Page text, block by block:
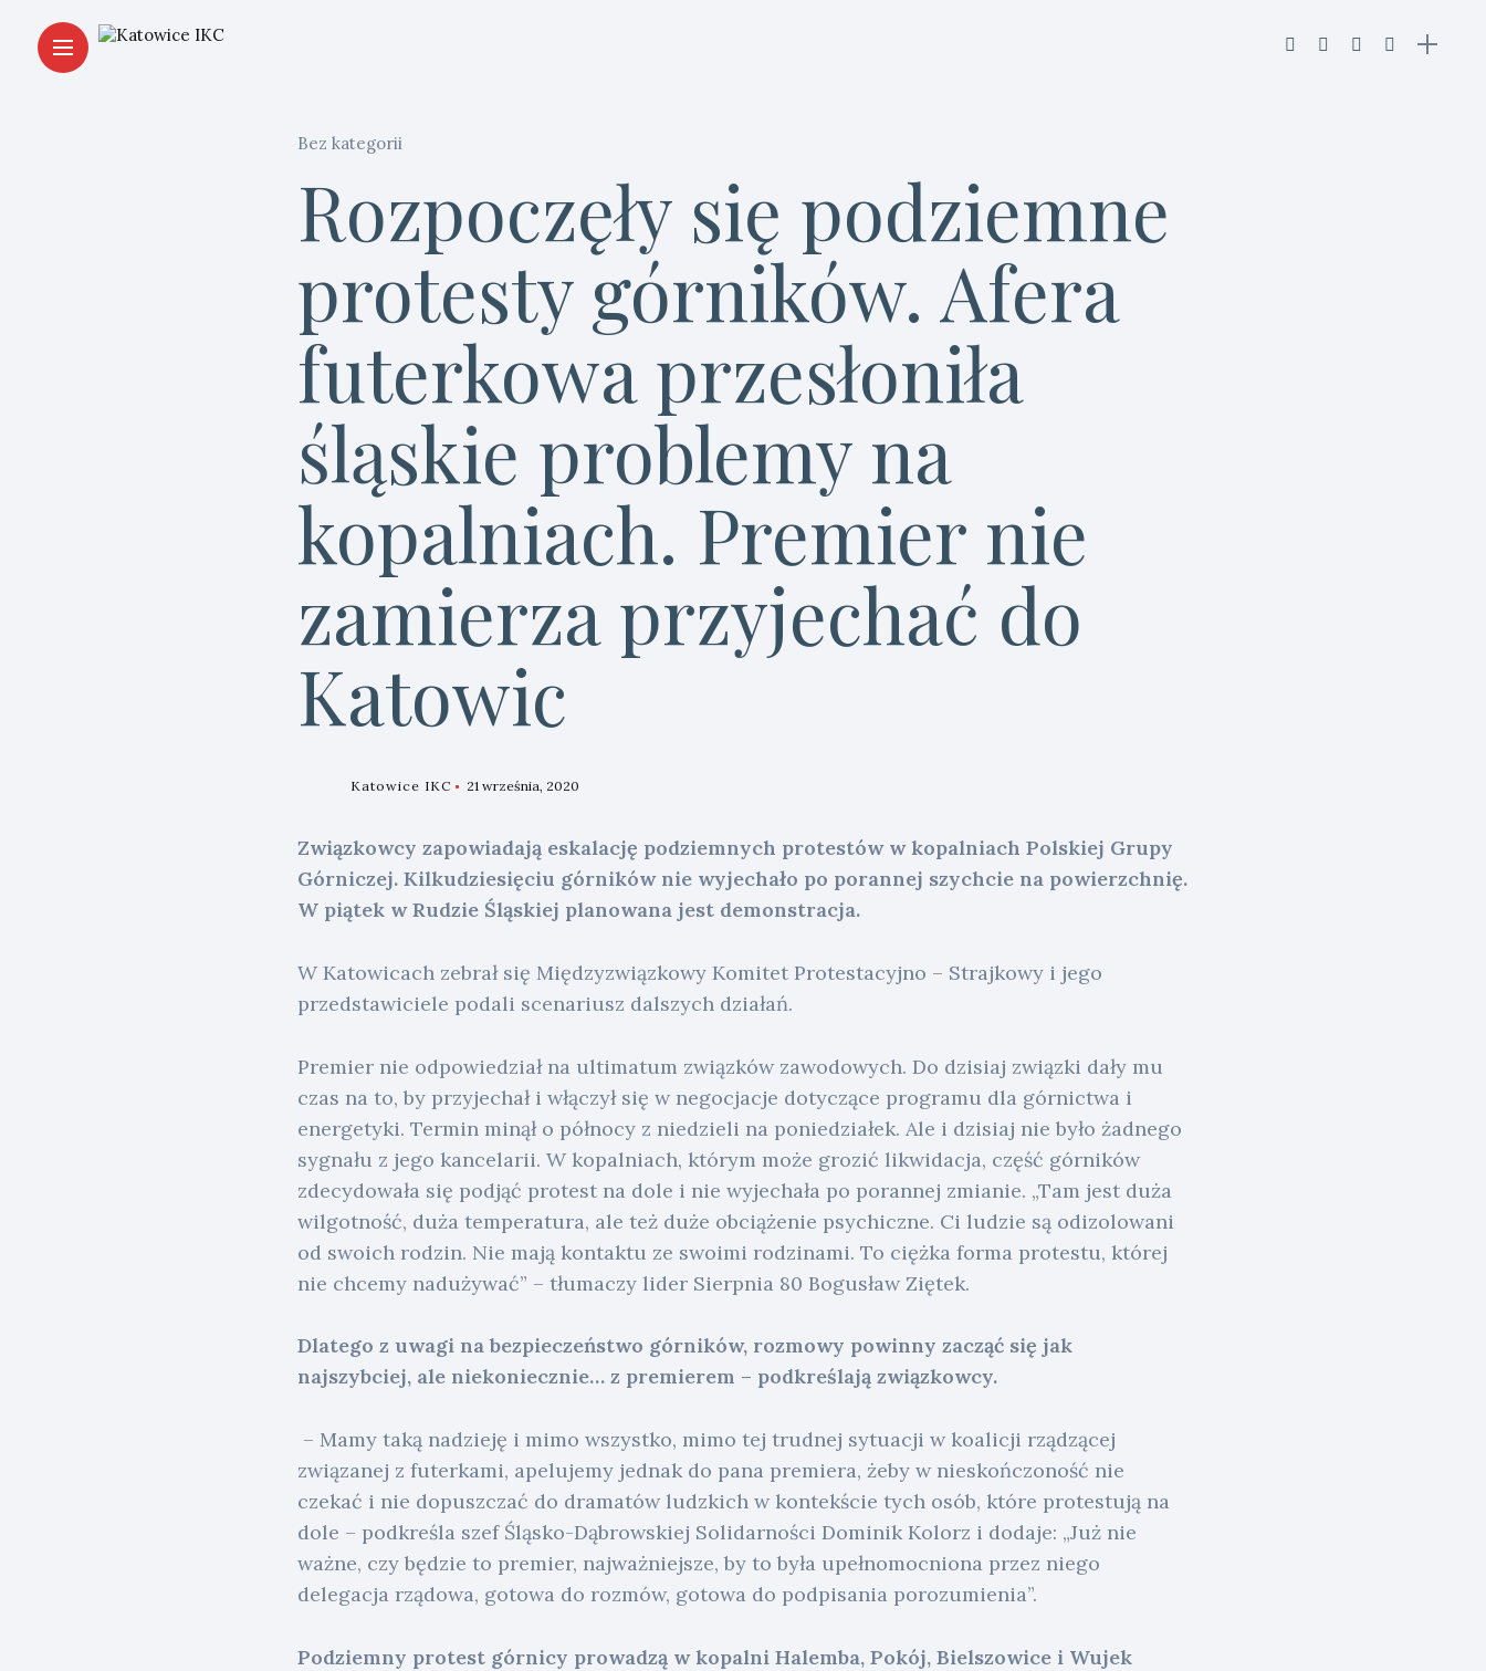
Bez kategorii
Rozpoczęły się podziemne
protesty górników. Afera
futerkowa przesłoniła
śląskie problemy na
kopalniach. Premier nie
zamierza przyjechać do
Katowic
Katowice IKC 21 września, 2020
Związkowcy zapowiadają eskalację podziemnych protestów w kopalniach Polskiej Grupy
Górniczej. Kilkudziesięciu górników nie wyjechało po porannej szychcie na powierzchnię.
W piątek w Rudzie Śląskiej planowana jest demonstracja.
W Katowicach zebrał się Międzyzwiązkowy Komitet Protestacyjno – Strajkowy i jego
przedstawiciele podali scenariusz dalszych działań.
Premier nie odpowiedział na ultimatum związków zawodowych. Do dzisiaj związki dały mu
czas na to, by przyjechał i włączył się w negocjacje dotyczące programu dla górnictwa i
energetyki. Termin minął o północy z niedzieli na poniedziałek. Ale i dzisiaj nie było żadnego
sygnału z jego kancelarii. W kopalniach, którym może grozić likwidacja, część górników
zdecydowała się podjąć protest na dole i nie wyjechała po porannej zmianie. „Tam jest duża
wilgotność, duża temperatura, ale też duże obciążenie psychiczne. Ci ludzie są odizolowani
od swoich rodzin. Nie mają kontaktu ze swoimi rodzinami. To ciężka forma protestu, której
nie chcemy nadużywać” – tłumaczy lider Sierpnia 80 Bogusław Ziętek.
Dlatego z uwagi na bezpieczeństwo górników, rozmowy powinny zacząć się jak
najszybciej, ale niekoniecznie… z premierem – podkreślają związkowcy.
– Mamy taką nadzieję i mimo wszystko, mimo tej trudnej sytuacji w koalicji rządzącej
związanej z futerkami, apelujemy jednak do pana premiera, żeby w nieskończoność nie
czekać i nie dopuszczać do dramatów ludzkich w kontekście tych osób, które protestują na
dole – podkreśla szef Śląsko-Dąbrowskiej Solidarności Dominik Kolorz i dodaje: „Już nie
ważne, czy będzie to premier, najważniejsze, by to była upełnomocniona przez niego
delegacja rządowa, gotowa do rozmów, gotowa do podpisania porozumienia”.
Podziemny protest górnicy prowadzą w kopalni Halemba, Pokój, Bielszowice i Wujek